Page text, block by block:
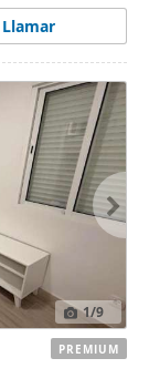
Llamar
1/9
PREMIUM